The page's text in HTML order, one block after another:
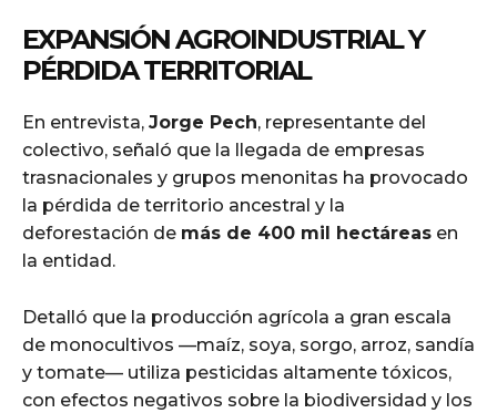
EXPANSIÓN AGROINDUSTRIAL Y
PÉRDIDA TERRITORIAL
En entrevista, Jorge Pech, representante del
colectivo, señaló que la llegada de empresas
trasnacionales y grupos menonitas ha provocado
la pérdida de territorio ancestral y la
deforestación de más de 400 mil hectáreas en
la entidad.
Detalló que la producción agrícola a gran escala
de monocultivos —maíz, soya, sorgo, arroz, sandía
y tomate— utiliza pesticidas altamente tóxicos,
con efectos negativos sobre la biodiversidad y los